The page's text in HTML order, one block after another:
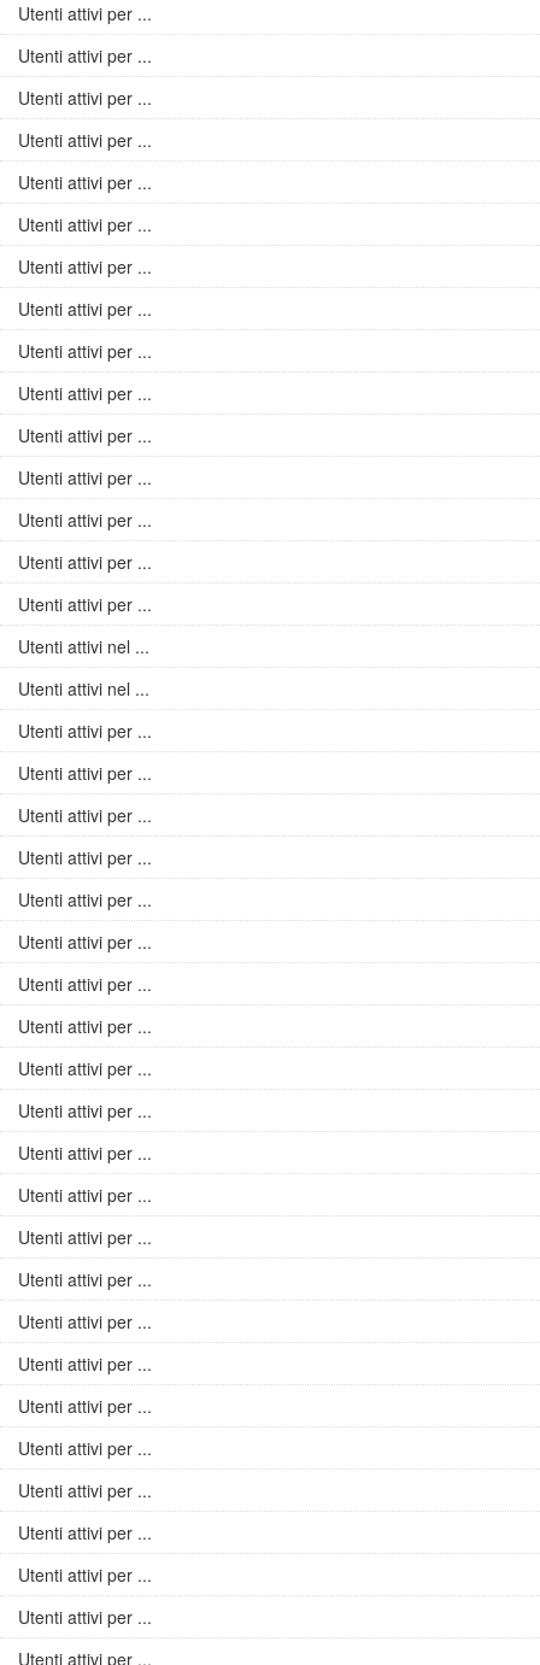
Utenti attivi per ...
Utenti attivi per ...
Utenti attivi per ...
Utenti attivi per ...
Utenti attivi per ...
Utenti attivi per ...
Utenti attivi per ...
Utenti attivi per ...
Utenti attivi per ...
Utenti attivi per ...
Utenti attivi per ...
Utenti attivi per ...
Utenti attivi per ...
Utenti attivi per ...
Utenti attivi per ...
Utenti attivi nel ...
Utenti attivi nel ...
Utenti attivi per ...
Utenti attivi per ...
Utenti attivi per ...
Utenti attivi per ...
Utenti attivi per ...
Utenti attivi per ...
Utenti attivi per ...
Utenti attivi per ...
Utenti attivi per ...
Utenti attivi per ...
Utenti attivi per ...
Utenti attivi per ...
Utenti attivi per ...
Utenti attivi per ...
Utenti attivi per ...
Utenti attivi per ...
Utenti attivi per ...
Utenti attivi per ...
Utenti attivi per ...
Utenti attivi per ...
Utenti attivi per ...
Utenti attivi per ...
Utenti attivi per ...